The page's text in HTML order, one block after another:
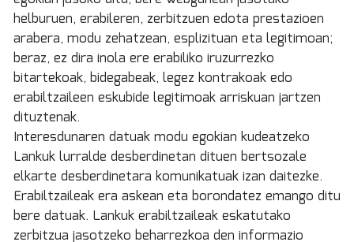
helburuen, erabileren, zerbitzuen edota prestazioen
arabera, modu zehatzean, esplizituan eta legitimoan;
beraz, ez dira inola ere erabiliko iruzurrezko
bitartekoak, bidegabeak, legez kontrakoak edo
erabiltzaileen eskubide legitimoak arriskuan jartzen
dituztenak.
Interesdunaren datuak modu egokian kudeatzeko
Lankuk lurralde desberdinetan dituen bertsozale
elkarte desberdinetara komunikatuak izan daitezke.
Erabiltzaileak era askean eta borondatez emango ditu
bere datuak. Lankuk erabiltzaileak eskatutako
zerbitzua jasotzeko beharrezkoa den informazio